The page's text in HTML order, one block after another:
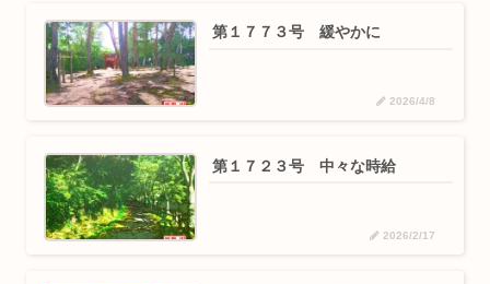
第１７７３号 緩やかに
2026/4/8
第１７２３号 中々な時給
2026/2/17